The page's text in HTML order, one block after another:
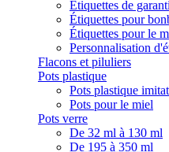
Étiquettes de
Étiquettes pour
Étiquettes pour le
Personnalisation
Flacons et piluliers
Pots plastique
Pots plastique
Pots pour le miel
Pots verre
De 32 ml à 130 ml
De 195 à 350 ml